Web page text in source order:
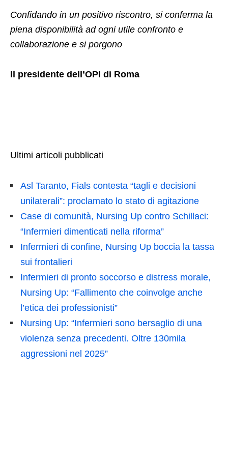
Confidando in un positivo riscontro, si conferma la
piena disponibilità ad ogni utile confronto e
collaborazione e si porgono
Il presidente dell’OPI di Roma
Ultimi articoli pubblicati
Asl Taranto, Fials contesta “tagli e decisioni
unilaterali”: proclamato lo stato di agitazione
Case di comunità, Nursing Up contro Schillaci:
“Infermieri dimenticati nella riforma”
Infermieri di confine, Nursing Up boccia la tassa
sui frontalieri
Infermieri di pronto soccorso e distress morale,
Nursing Up: “Fallimento che coinvolge anche
l’etica dei professionisti”
Nursing Up: “Infermieri sono bersaglio di una
violenza senza precedenti. Oltre 130mila
aggressioni nel 2025”